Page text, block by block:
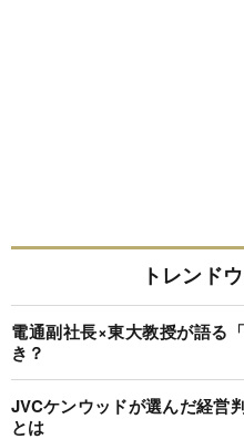
トレンド
電通副社長×東大教授が語る
き？
JVCケンウッドが選んだ経営
とは